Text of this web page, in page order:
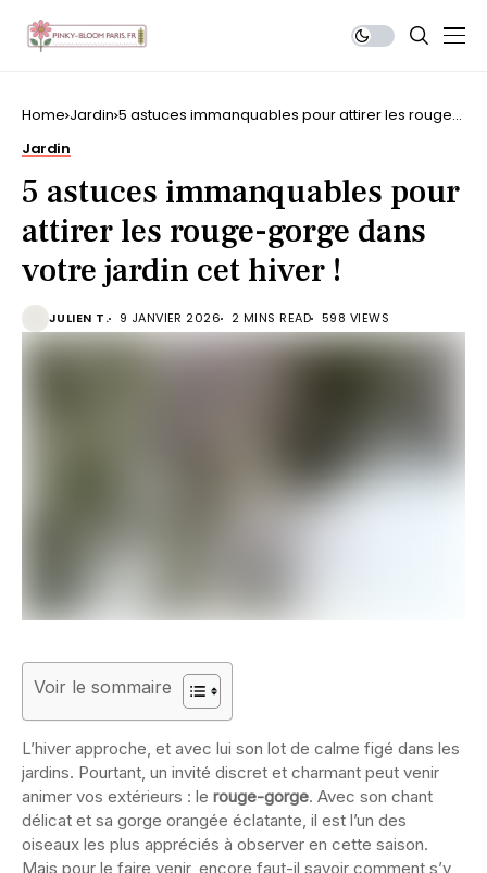
Home Jardin 5 astuces immanquables pour attirer les rouge-
Jardin
5 astuces immanquables pour
attirer les rouge-gorge dans
votre jardin cet hiver !
JULIEN T. 9 JANVIER 2026 2 MINS READ 598 VIEWS
Voir le sommaire
L’hiver approche, et avec lui son lot de calme figé dans les
jardins. Pourtant, un invité discret et charmant peut venir
animer vos extérieurs : le rouge-gorge. Avec son chant
délicat et sa gorge orangée éclatante, il est l’un des
oiseaux les plus appréciés à observer en cette saison.
Mais pour le faire venir, encore faut-il savoir comment s’y